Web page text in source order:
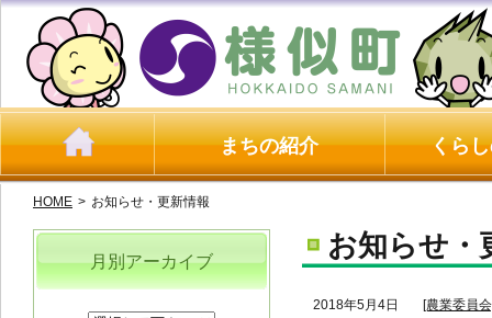
まちの紹介 くら
HOME > お知らせ・更新情報
お知らせ・
2018年5月4日 [農業委員
月別アーカイブ